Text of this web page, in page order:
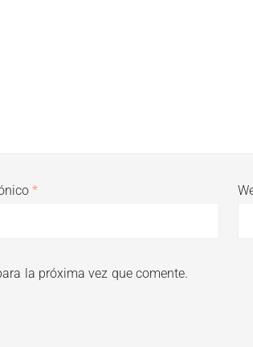
*
la próxima vez que comente.